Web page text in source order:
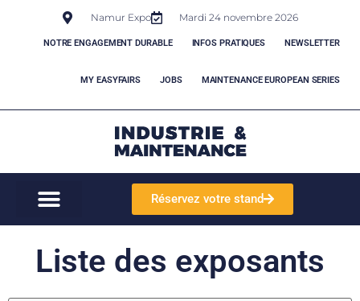
Namur Expo Mardi 24 novembre 2026
NOTRE ENGAGEMENT DURABLE INFOS PRATIQUES NEWSLETTER
MY EASYFAIRS JOBS MAINTENANCE EUROPEAN SERIES
Réservez votre stand
Liste des exposants